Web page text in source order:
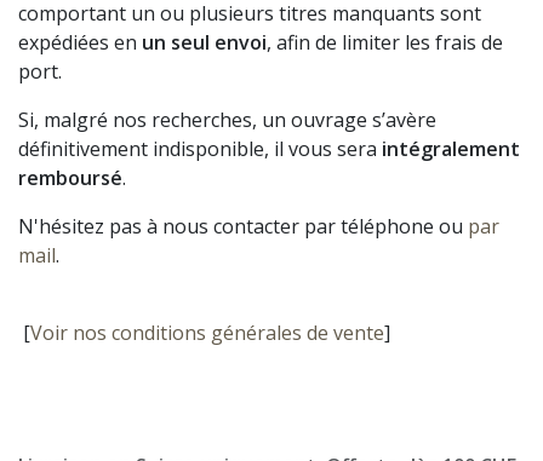
comportant un ou plusieurs titres manquants sont
expédiées en un seul envoi, afin de limiter les frais de
port.
Si, malgré nos recherches, un ouvrage s’avère
définitivement indisponible, il vous sera intégralement
remboursé.
N'hésitez pas à nous contacter par téléphone ou par
mail.
[Voir nos conditions générales de vente]